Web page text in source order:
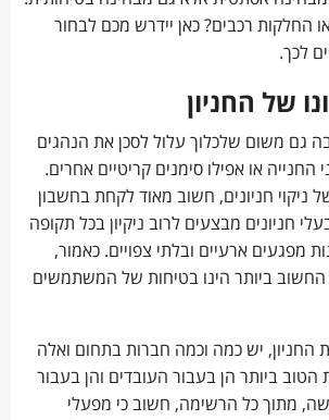
החלקות רכבים? כאן יידרש מכם לבחור
לכך.
של החניון
גם משום שלכלוך עלול לסכן את הנהגים
החנייה או אפילו סימנים קריטיים אחרים.
ניקוי חניונים, חשוב מאוד לקחת בחשבון
חניונים מבצעים לרוב ניקיון בכל תקופה
מפגעים ארעיים ובלתי צפויים. כאמור,
החשוב ביותר הינו בטיחות של המשתמשים
החניון, יש כמה וכמה חברות בתחום ואלה
ביותר הן בעבור העובדים והן בעבור
מתוך כל הרשימה, חשוב כי מפעלי